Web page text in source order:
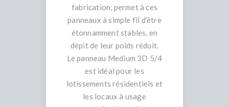
fabrication, permet à ces
panneaux à simple fil d’être
étonnamment stables, en
dépit de leur poids réduit.
Le panneau Medium 3D 5/4
est idéal pour les
lotissements résidentiels et
les locaux à usage